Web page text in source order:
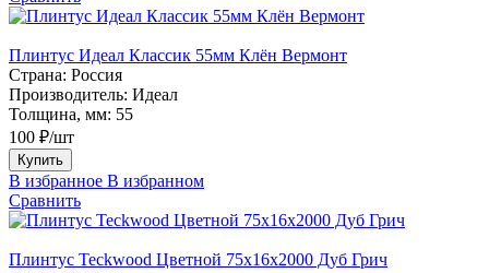
Плинтус Идеал Классик 55мм Клён Вермонт
Страна: Россия
Производитель: Идеал
Толщина, мм: 55
100 ₽/шт
Купить
В избранное В избранном
Сравнить
Плинтус Teckwood Цветной 75х16х2000 Дуб Грич